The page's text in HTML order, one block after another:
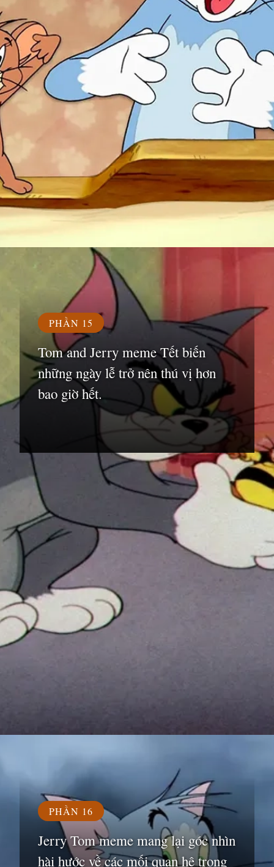
https://susach.edu.vn/jerry-meme
PHẦN 15
Tom and Jerry meme Tết biến
những ngày lễ trở nên thú vị hơn
bao giờ hết.
PHẦN 16
Jerry Tom meme mang lại góc nhìn
hài hước về các mối quan hệ trong